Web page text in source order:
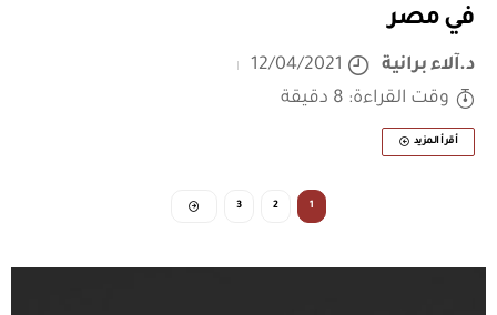
في مصر
د.آلاء برانية
12/04/2021
وقت القراءة: 8 دقيقة
أقرأ المزيد